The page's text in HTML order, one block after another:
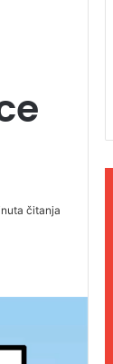
čitanja